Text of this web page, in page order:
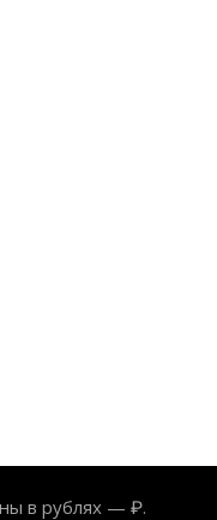
в рублях — ₽.